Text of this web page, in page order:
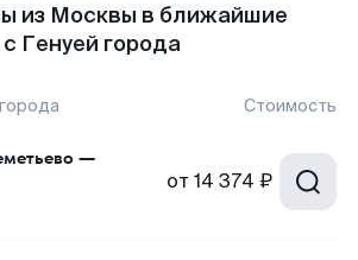
из Москвы в ближайшие
с Генуей города
Стоимость
—
от 14 374 ₽